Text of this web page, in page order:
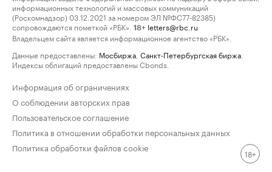
информационных технологий и массовых коммуникаций
(Роскомнадзор) 03.12.2021 за номером ЭЛ №ФС77-82385)
сопровождаются пометкой «РБК».
18+ letters@rbc.ru
Владельцем сайта является информационное агентство «РБК».
Данные предоставлены: Мосбиржа Санкт-Петербургская биржа
Индексы облигаций предоставлены Cbonds.
Информация об ограничениях
О соблюдении авторских прав
Пользовательское соглашение
Политика в отношении обработки персональных данных
Политика обработки файлов cookie
18+